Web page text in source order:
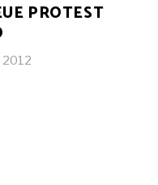
PROTEST
2012